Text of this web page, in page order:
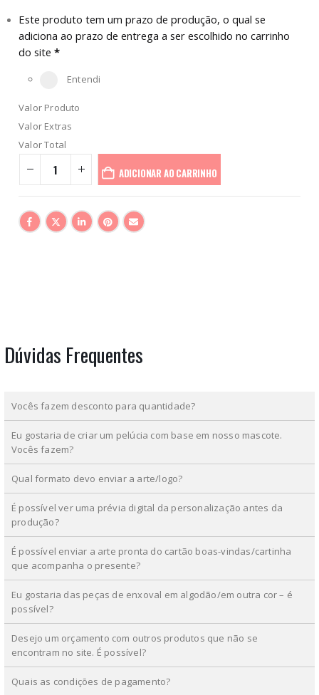
Este produto tem um prazo de produção, o qual se
adiciona ao prazo de entrega a ser escolhido no carrinho
do site *
Entendi
Valor Produto
Valor Extras
Valor Total
ADICIONAR AO CARRINHO
Dúvidas Frequentes
Vocês fazem desconto para quantidade?
Eu gostaria de criar um pelúcia com base em nosso mascote.
Vocês fazem?
Qual formato devo enviar a arte/logo?
É possível ver uma prévia digital da personalização antes da
produção?
É possível enviar a arte pronta do cartão boas-vindas/cartinha
que acompanha o presente?
Eu gostaria das peças de enxoval em algodão/em outra cor – é
possível?
Desejo um orçamento com outros produtos que não se
encontram no site. É possível?
Quais as condições de pagamento?